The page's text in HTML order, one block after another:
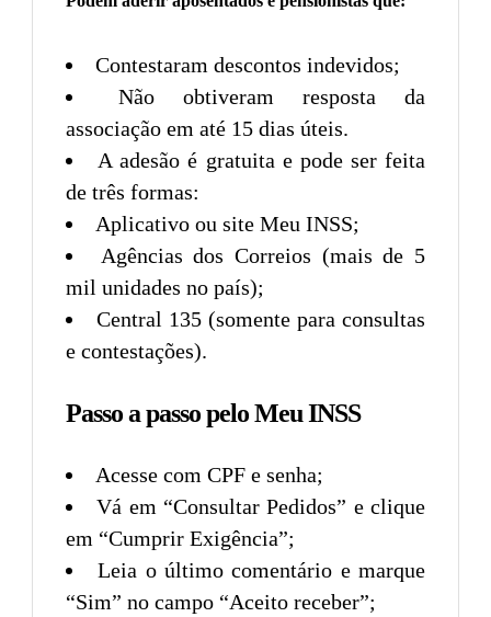
Contestaram descontos indevidos;
Não obtiveram resposta da
associação em até 15 dias úteis.
A adesão é gratuita e pode ser feita
de três formas:
Aplicativo ou site Meu INSS;
Agências dos Correios (mais de 5
mil unidades no país);
Central 135 (somente para consultas
e contestações).
Passo a passo pelo Meu INSS
Acesse com CPF e senha;
Vá em “Consultar Pedidos” e clique
em “Cumprir Exigência”;
Leia o último comentário e marque
“Sim” no campo “Aceito receber”;